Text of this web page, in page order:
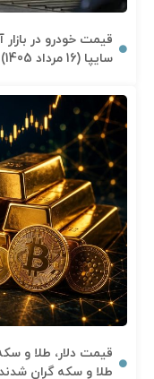
قیمت خودرو در بازار
سایپا (16 مرداد 1405)
طلا و سکه گران شدند